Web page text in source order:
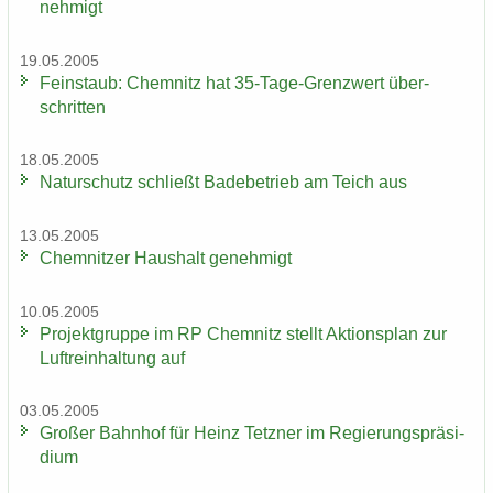
neh­migt
19.05.2005
Fein­staub: Chem­nitz hat 35-​Tage-Grenzwert über­
schrit­ten
18.05.2005
Na­tur­schutz schließt Ba­de­be­trieb am Teich aus
13.05.2005
Chem­nit­zer Haus­halt ge­neh­migt
10.05.2005
Pro­jekt­grup­pe im RP Chem­nitz stellt Ak­ti­ons­plan zur
Luft­rein­hal­tung auf
03.05.2005
Gro­ßer Bahn­hof für Heinz Tetz­ner im Re­gie­rungs­prä­si­
di­um